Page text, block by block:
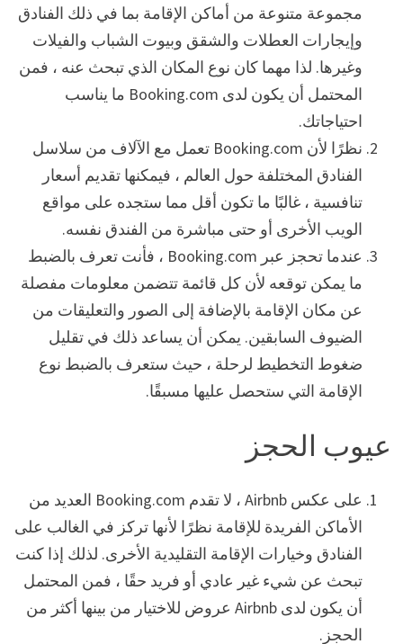
مجموعة متنوعة من أماكن الإقامة بما في ذلك الفنادق
وإيجارات العطلات والشقق وبيوت الشباب والفيلات
وغيرها. لذا مهما كان نوع المكان الذي تبحث عنه ، فمن
المحتمل أن يكون لدى Booking.com ما يناسب
احتياجاتك.
نظرًا لأن Booking.com تعمل مع الآلاف من سلاسل
الفنادق المختلفة حول العالم ، فيمكنها تقديم أسعار
تنافسية ، غالبًا ما تكون أقل مما ستجده على مواقع
الويب الأخرى أو حتى مباشرة من الفندق نفسه.
عندما تحجز عبر Booking.com ، فأنت تعرف بالضبط
ما يمكن توقعه لأن كل قائمة تتضمن معلومات مفصلة
عن مكان الإقامة بالإضافة إلى الصور والتعليقات من
الضيوف السابقين. يمكن أن يساعد ذلك في تقليل
ضغوط التخطيط لرحلة ، حيث ستعرف بالضبط نوع
الإقامة التي ستحصل عليها مسبقًا.
عيوب الحجز
على عكس Airbnb ، لا تقدم Booking.com العديد من
الأماكن الفريدة للإقامة نظرًا لأنها تركز في الغالب على
الفنادق وخيارات الإقامة التقليدية الأخرى. لذلك إذا كنت
تبحث عن شيء غير عادي أو فريد حقًا ، فمن المحتمل
أن يكون لدى Airbnb عروض للاختيار من بينها أكثر من
الحجز.